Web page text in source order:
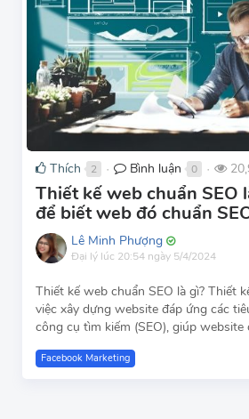
Thích 2 ● Bình luận 0 ●
Thiết kế web chuẩn SEO
để biết web đó chuẩn
Lê Minh Phượng
Đại lý lúc 20:54 ngày 5/4/2024
Thiết kế web chuẩn SEO là gì? Thiết
việc xây dựng website đáp ứng các
công cụ tìm kiếm (SEO), giúp
Facebook Marketing